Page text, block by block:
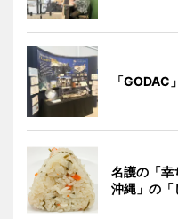
「GODAC
名護の「幸
沖縄」の「